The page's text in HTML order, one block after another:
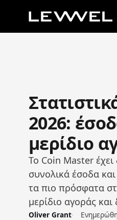
2026:
μερίδιο
Το Coin Master
συνολικά έσοδα
τα πιο πρόσφατα
μερίδιο αγοράς
Oliver Grant